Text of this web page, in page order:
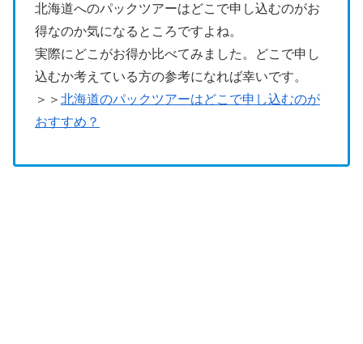
北海道へのパックツアーはどこで申し込むのがお
得なのか気になるところですよね。
実際にどこがお得か比べてみました。どこで申し
込むか考えている方の参考になれば幸いです。
＞＞ 北海道のパックツアーはどこで申し込むのが
おすすめ？